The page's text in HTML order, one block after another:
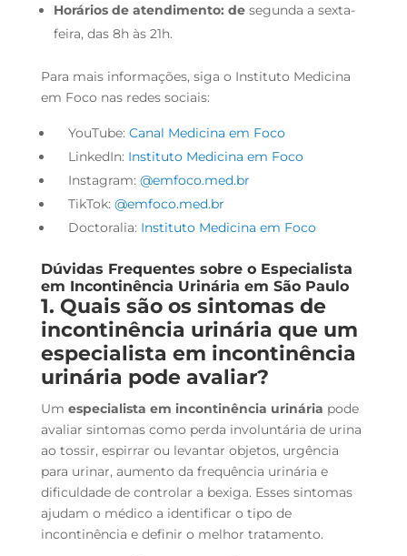
Horários de atendimento: desegunda a sexta-
feira, das 8h às 21h.
Para mais informações, siga o Instituto Medicina
em Foco nas redes sociais:
YouTube: Canal Medicina em Foco
LinkedIn: Instituto Medicina em Foco
Instagram: @emfoco.med.br
TikTok: @emfoco.med.br
Doctoralia: Instituto Medicina em Foco
Dúvidas Frequentes sobre o Especialista
em Incontinência Urinária em São Paulo
1. Quais são os sintomas de
incontinência urinária que um
especialista em incontinência
urinária pode avaliar?
Um especialista em incontinência urinária pode
avaliar sintomas como perda involuntária de urina
ao tossir, espirrar ou levantar objetos, urgência
para urinar, aumento da frequência urinária e
dificuldade de controlar a bexiga. Esses sintomas
ajudam o médico a identificar o tipo de
incontinência e definir o melhor tratamento.